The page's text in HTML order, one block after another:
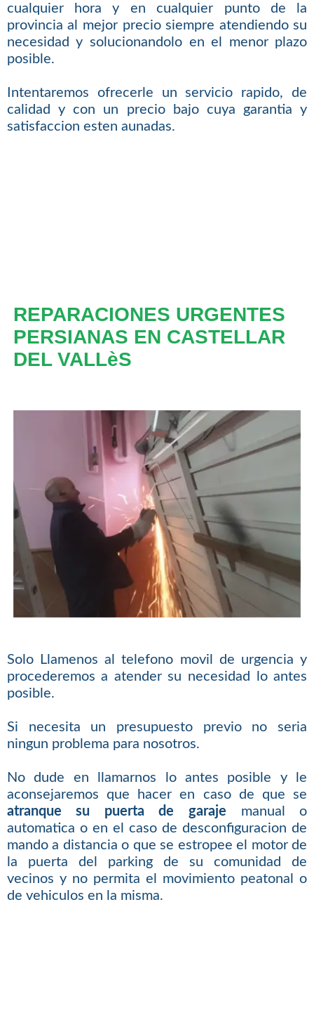
cualquier hora y en cualquier punto de la
provincia al mejor precio siempre atendiendo su
necesidad y solucionandolo en el menor plazo
posible.
Intentaremos ofrecerle un servicio rapido, de
calidad y con un precio bajo cuya garantia y
satisfaccion esten aunadas.
REPARACIONES URGENTES
PERSIANAS EN CASTELLAR
DEL VALLèS
Solo Llamenos al telefono movil de urgencia y
procederemos a atender su necesidad lo antes
posible.
Si necesita un presupuesto previo no seria
ningun problema para nosotros.
No dude en llamarnos lo antes posible y le
aconsejaremos que hacer en caso de que se
atranque su puerta de garaje manual o
automatica o en el caso de desconfiguracion de
mando a distancia o que se estropee el motor de
la puerta del parking de su comunidad de
vecinos y no permita el movimiento peatonal o
de vehiculos en la misma.